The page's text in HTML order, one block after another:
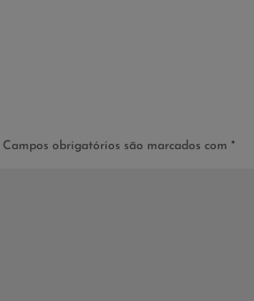
Campos obrigatórios são marcados com*